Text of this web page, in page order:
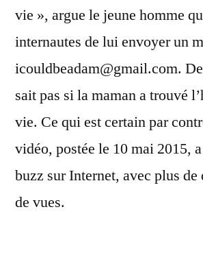
vie », argue le jeune homme
internautes de lui envoyer un
icouldbeadam@gmail.com.
sait pas si la maman a trouvé
vie. Ce qui est certain par
vidéo, postée le 10 mai 2015,
buzz sur Internet, avec plus
de vues.